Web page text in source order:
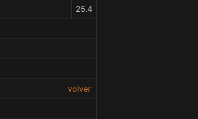
25.4
volver